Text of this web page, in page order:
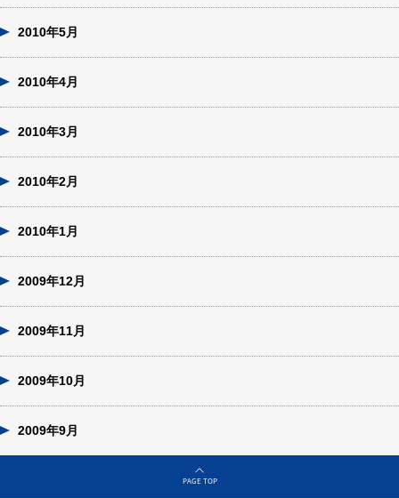
2010年5月
2010年4月
2010年3月
2010年2月
2010年1月
2009年12月
2009年11月
2009年10月
2009年9月
PAGE TOP